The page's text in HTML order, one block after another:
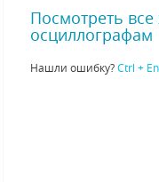
Посмотреть
осциллографам
Нашли ошибку?Ctrl +